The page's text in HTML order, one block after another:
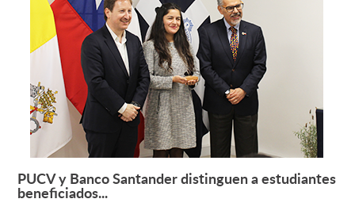
Leer más +
PUCV y Banco Santander distinguen a estudiantes
beneficiados...